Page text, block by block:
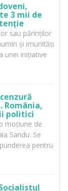
3 mii de
sau părinților
și imunități
unei inițiative
România,
politici
moțiune de
Sandu. Se
pentru